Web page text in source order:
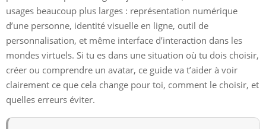
usages beaucoup plus larges : représentation numérique
d’une personne, identité visuelle en ligne, outil de
personnalisation, et même interface d’interaction dans les
mondes virtuels. Si tu es dans une situation où tu dois choisir,
créer ou comprendre un avatar, ce guide va t’aider à voir
clairement ce que cela change pour toi, comment le choisir, et
quelles erreurs éviter.